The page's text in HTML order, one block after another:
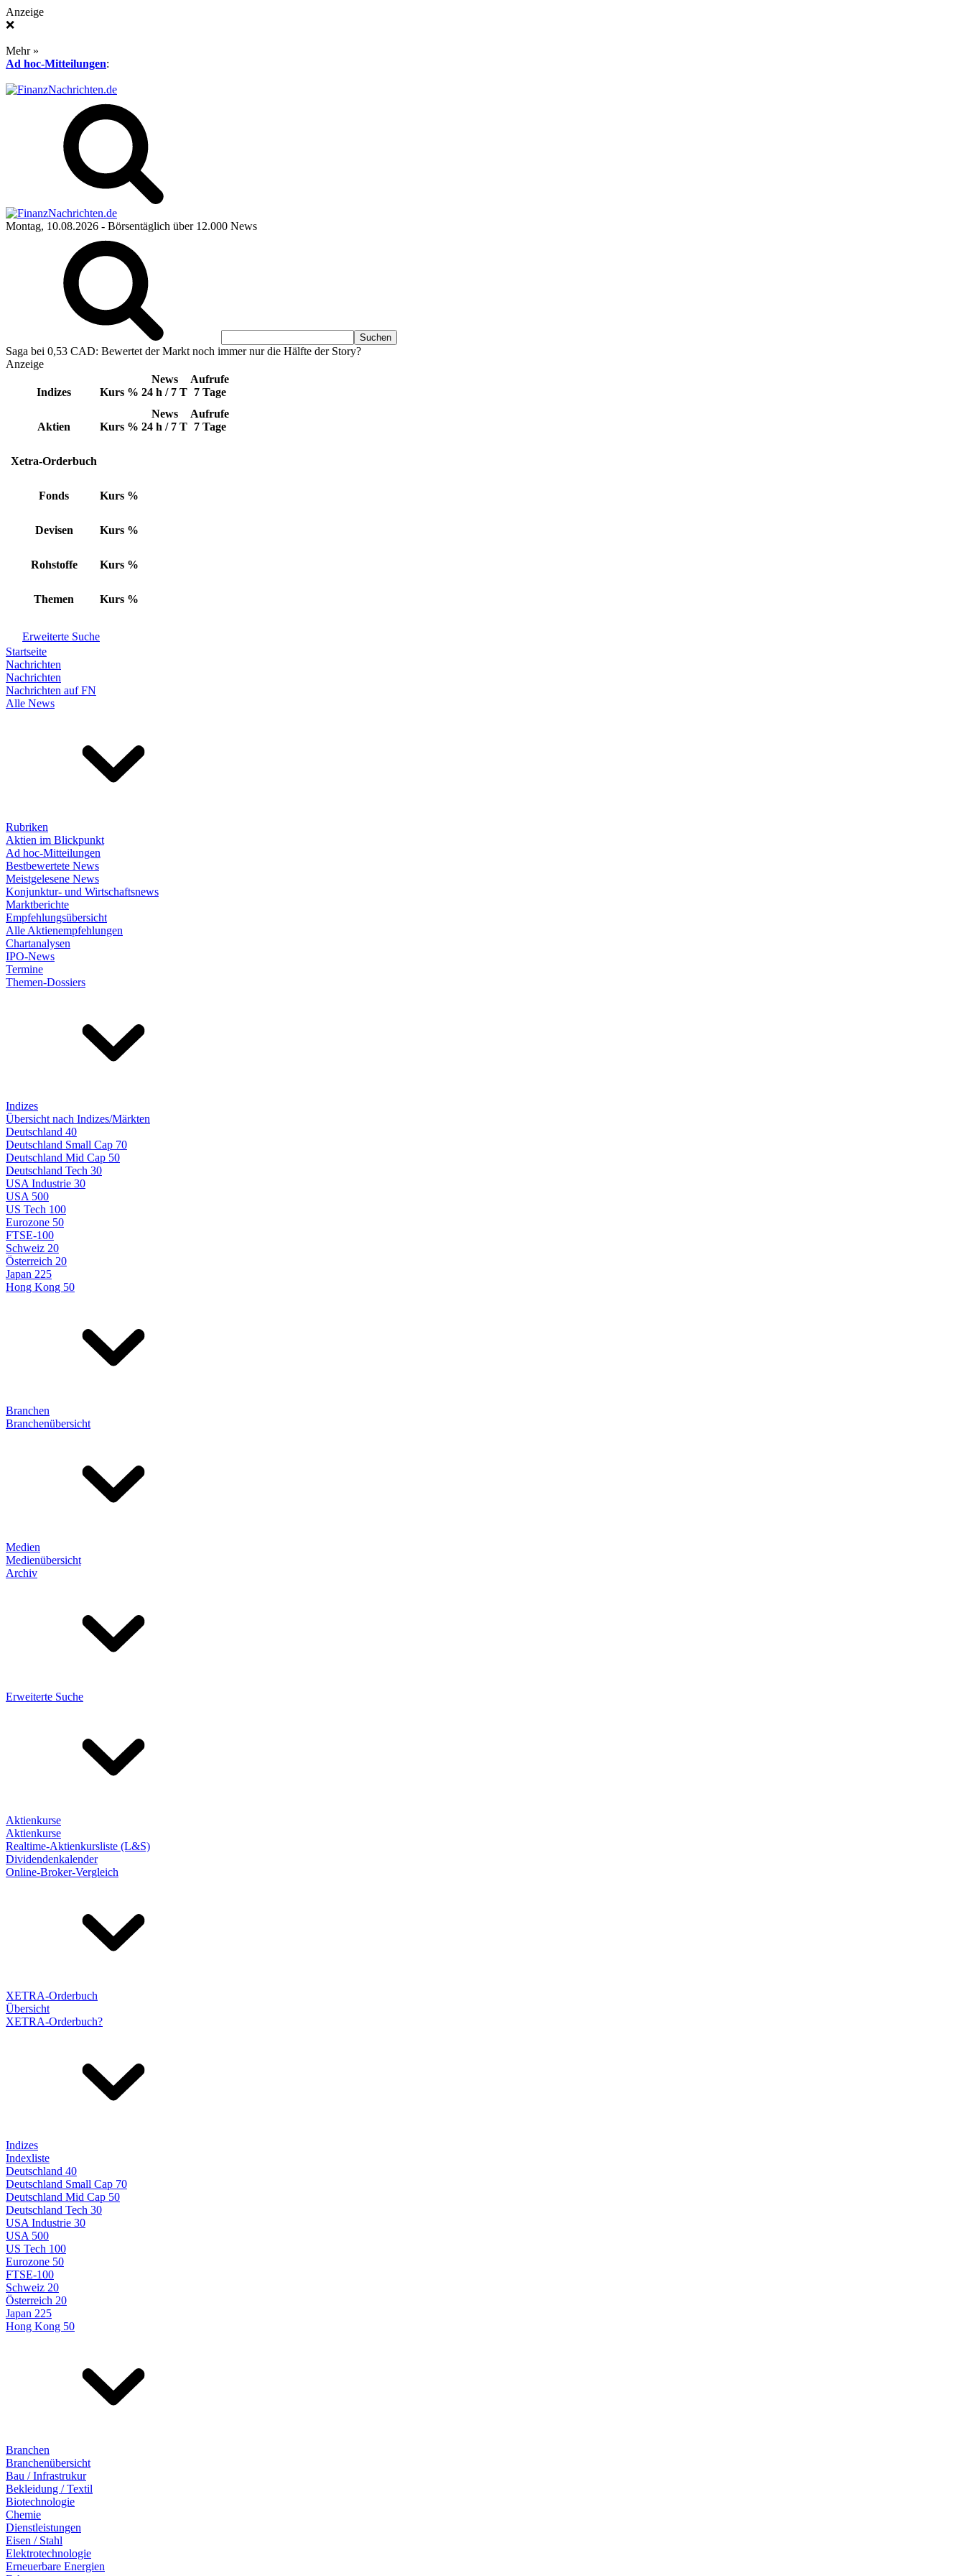
Anzeige
❌
Mehr »
Ad hoc-Mitteilungen:
Montag, 10.08.2026 - Börsentäglich über 12.000 News
Saga bei 0,53 CAD: Bewertet der Markt noch immer nur die Hälfte der Story?
Anzeige
Indizes Kurs %
News
24 h / 7 T
Aufrufe
7 Tage
Aktien Kurs %
News
24 h / 7 T
Aufrufe
7 Tage
Xetra-Orderbuch
Fonds Kurs %
Devisen Kurs %
Rohstoffe Kurs %
Themen Kurs %
Erweiterte Suche
Startseite
Nachrichten
Nachrichten
Nachrichten auf FN
Alle News
Rubriken
Aktien im Blickpunkt
Ad hoc-Mitteilungen
Bestbewertete News
Meistgelesene News
Konjunktur- und Wirtschaftsnews
Marktberichte
Empfehlungsübersicht
Alle Aktienempfehlungen
Chartanalysen
IPO-News
Termine
Themen-Dossiers
Indizes
Übersicht nach Indizes/Märkten
Deutschland 40
Deutschland Small Cap 70
Deutschland Mid Cap 50
Deutschland Tech 30
USA Industrie 30
USA 500
US Tech 100
Eurozone 50
FTSE-100
Schweiz 20
Österreich 20
Japan 225
Hong Kong 50
Branchen
Branchenübersicht
Medien
Medienübersicht
Archiv
Erweiterte Suche
Aktienkurse
Aktienkurse
Realtime-Aktienkursliste (L&S)
Dividendenkalender
Online-Broker-Vergleich
XETRA-Orderbuch
Übersicht
XETRA-Orderbuch?
Indizes
Indexliste
Deutschland 40
Deutschland Small Cap 70
Deutschland Mid Cap 50
Deutschland Tech 30
USA Industrie 30
USA 500
US Tech 100
Eurozone 50
FTSE-100
Schweiz 20
Österreich 20
Japan 225
Hong Kong 50
Branchen
Branchenübersicht
Bau / Infrastrukur
Bekleidung / Textil
Biotechnologie
Chemie
Dienstleistungen
Eisen / Stahl
Elektrotechnologie
Erneuerbare Energien